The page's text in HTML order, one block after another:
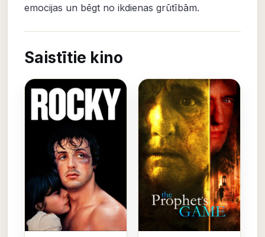
emocijas un bēgt no ikdienas grūtībām.
Saistītie kino